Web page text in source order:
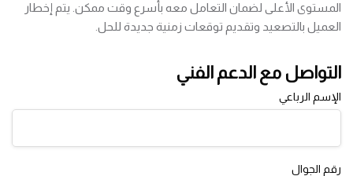
المستوى الأعلى لضمان التعامل معه بأسرع وقت ممكن. يتم إخطار
العميل بالتصعيد وتقديم توقعات زمنية جديدة للحل.
التواصل مع الدعم الفني
الإسم الرباعي
رقم الجوال